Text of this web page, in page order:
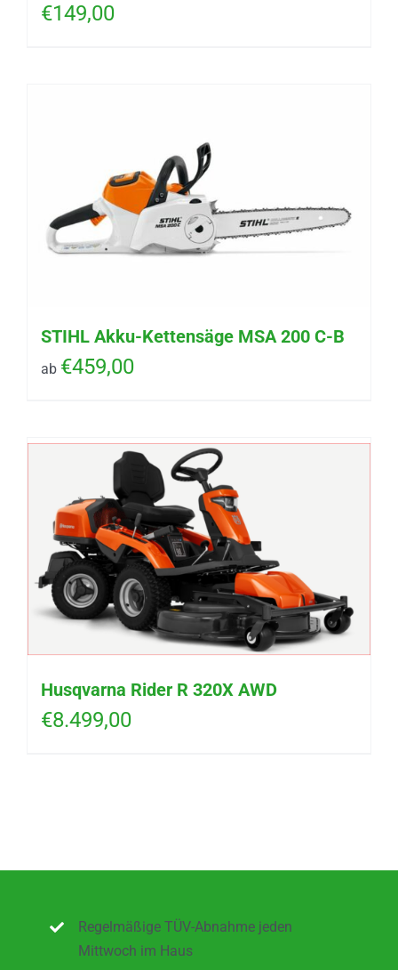
€149,00
STIHL Akku-Kettensäge MSA 200 C-B
ab €459,00
Husqvarna Rider R 320X AWD
€8.499,00
Regelmäßige TÜV-Abnahme jeden
Mittwoch im Haus